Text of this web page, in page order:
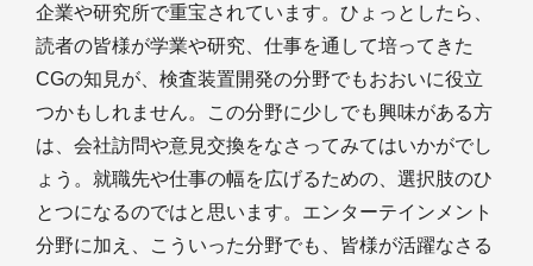
企業や研究所で重宝されています。ひょっとしたら、
読者の皆様が学業や研究、仕事を通して培ってきた
CGの知見が、検査装置開発の分野でもおおいに役立
つかもしれません。この分野に少しでも興味がある方
は、会社訪問や意見交換をなさってみてはいかがでし
ょう。就職先や仕事の幅を広げるための、選択肢のひ
とつになるのではと思います。エンターテインメント
分野に加え、こういった分野でも、皆様が活躍なさる